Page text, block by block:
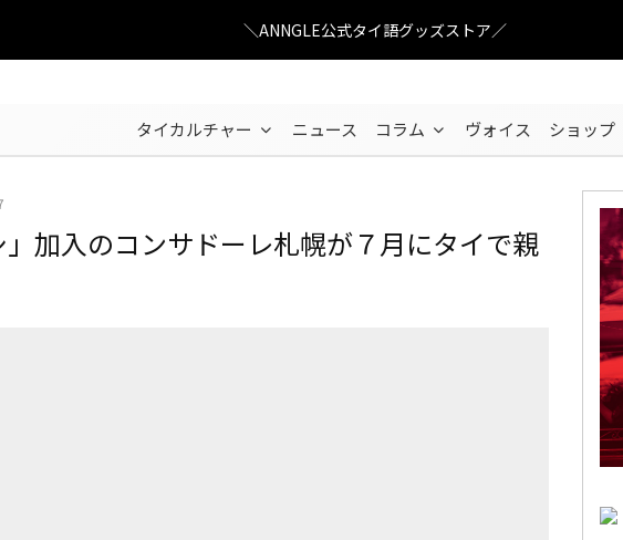
＼ANNGLE公式タイ語グッズストア／
タイカルチャー ニュース コラム ヴォイス ショップ
」加入のコンサドーレ札幌が７月にタイで親